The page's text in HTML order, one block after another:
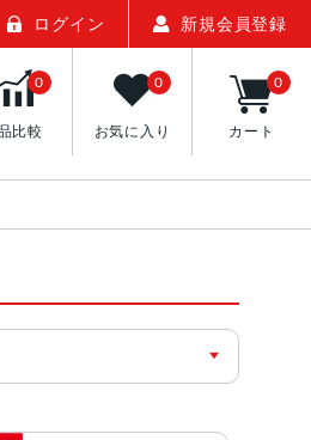
ログイン 新規会員登録
比較
0
お気に入り
0
カート
0